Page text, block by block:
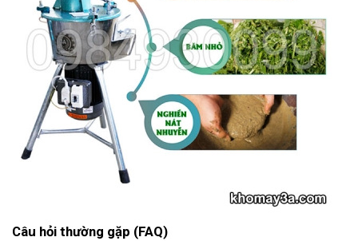
Câu hỏi thường gặp (FAQ)